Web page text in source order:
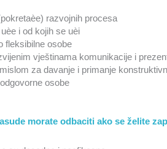
razvojnih procesa
i od kojih se uèi
fleksibilne osobe
vještinama komunikacije i
za davanje i primanje
osobe
morate odbaciti ako se želite